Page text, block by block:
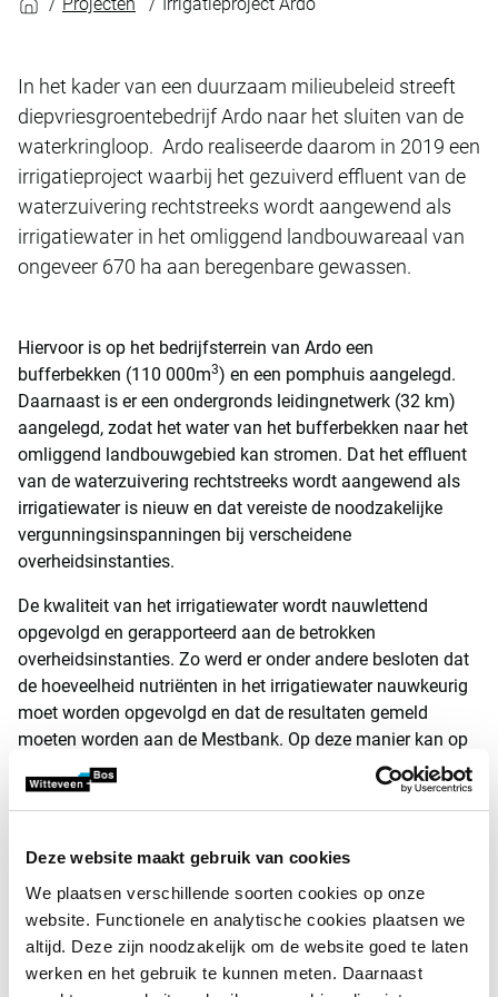
Deze website maakt gebruik van cookies
We plaatsen verschillende soorten cookies op onze
website. Functionele en analytische cookies plaatsen we
altijd. Deze zijn noodzakelijk om de website goed te laten
werken en het gebruik te kunnen meten. Daarnaast
In het kader van een duurzaam milieubeleid streeft
diepvriesgroentebedrijf Ardo naar het sluiten van de
waterkringloop. Ardo realiseerde daarom in 2019 een
irrigatieproject waarbij het gezuiverd effluent van de
waterzuivering rechtstreeks wordt aangewend als
irrigatiewater in het omliggend landbouwareaal van
ongeveer 670 ha aan beregenbare gewassen.
Hiervoor is op het bedrijfsterrein van Ardo een
bufferbekken (110 000m3) en een pomphuis aangelegd.
Daarnaast is er een ondergronds leidingnetwerk (32 km)
aangelegd, zodat het water van het bufferbekken naar het
omliggend landbouwgebied kan stromen. Dat het effluent
van de waterzuivering rechtstreeks wordt aangewend als
irrigatiewater is nieuw en dat vereiste de noodzakelijke
vergunningsinspanningen bij verscheidene
overheidsinstanties.
De kwaliteit van het irrigatiewater wordt nauwlettend
opgevolgd en gerapporteerd aan de betrokken
overheidsinstanties. Zo werd er onder andere besloten dat
de hoeveelheid nutriënten in het irrigatiewater nauwkeurig
moet worden opgevolgd en dat de resultaten gemeld
moeten worden aan de Mestbank. Op deze manier kan op
basis van het monitoringsprogramma van de kwaliteit van
het irrigatiewater en de registratie van de hoeveelheid
van de hoeveelheid nutriënten die moet worden
opgenomen in de mestbalans van de landbouwbedrijven.
Daarnaast werkt Inagro ook een nieuwe strategie uit voor
de verdeling van het irrigatiewater die rekening houdt met
de specifieke teelt, de klimatologische omstandigheden,
het bodemtype et cetera.